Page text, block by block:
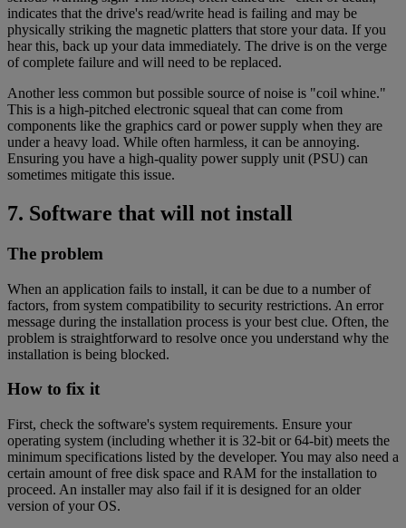
indicates that the drive's read/write head is failing and may be
physically striking the magnetic platters that store your data. If you
hear this, back up your data immediately. The drive is on the verge
of complete failure and will need to be replaced.
Another less common but possible source of noise is "coil whine."
This is a high-pitched electronic squeal that can come from
components like the graphics card or power supply when they are
under a heavy load. While often harmless, it can be annoying.
Ensuring you have a high-quality power supply unit (PSU) can
sometimes mitigate this issue.
7. Software that will not install
The problem
When an application fails to install, it can be due to a number of
factors, from system compatibility to security restrictions. An error
message during the installation process is your best clue. Often, the
problem is straightforward to resolve once you understand why the
installation is being blocked.
How to fix it
First, check the software's system requirements. Ensure your
operating system (including whether it is 32-bit or 64-bit) meets the
minimum specifications listed by the developer. You may also need a
certain amount of free disk space and RAM for the installation to
proceed. An installer may also fail if it is designed for an older
version of your OS.